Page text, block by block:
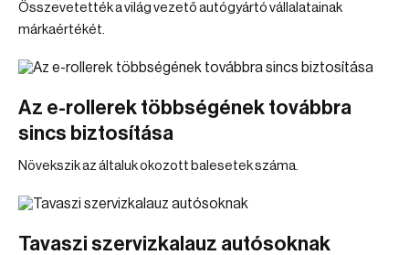
Összevetették a világ vezető autógyártó vállalatainak
márkaértékét.
Az e-rollerek többségének továbbra
sincs biztosítása
Növekszik az általuk okozott balesetek száma.
Tavaszi szervizkalauz autósoknak